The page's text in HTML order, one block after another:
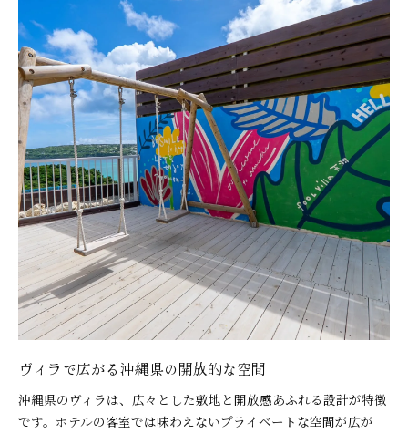
ヴィラで広がる沖縄県の開放的な空間
沖縄県のヴィラは、広々とした敷地と開放感あふれる設計が特徴
です。ホテルの客室では味わえないプライベートな空間が広が